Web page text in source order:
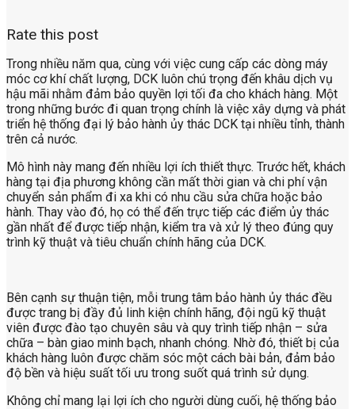
Rate this post
Trong nhiều năm qua, cùng với việc cung cấp các dòng máy
móc cơ khí chất lượng, DCK luôn chú trọng đến khâu dịch vụ
hậu mãi nhằm đảm bảo quyền lợi tối đa cho khách hàng. Một
trong những bước đi quan trọng chính là việc xây dựng và phát
triển hệ thống đại lý bảo hành ủy thác DCK tại nhiều tỉnh, thành
trên cả nước.
Mô hình này mang đến nhiều lợi ích thiết thực. Trước hết, khách
hàng tại địa phương không cần mất thời gian và chi phí vận
chuyển sản phẩm đi xa khi có nhu cầu sửa chữa hoặc bảo
hành. Thay vào đó, họ có thể đến trực tiếp các điểm ủy thác
gần nhất để được tiếp nhận, kiểm tra và xử lý theo đúng quy
trình kỹ thuật và tiêu chuẩn chính hãng của DCK.
Bên cạnh sự thuận tiện, mỗi trung tâm bảo hành ủy thác đều
được trang bị đầy đủ linh kiện chính hãng, đội ngũ kỹ thuật
viên được đào tạo chuyên sâu và quy trình tiếp nhận – sửa
chữa – bàn giao minh bạch, nhanh chóng. Nhờ đó, thiết bị của
khách hàng luôn được chăm sóc một cách bài bản, đảm bảo
độ bền và hiệu suất tối ưu trong suốt quá trình sử dụng.
Không chỉ mang lại lợi ích cho người dùng cuối, hệ thống bảo